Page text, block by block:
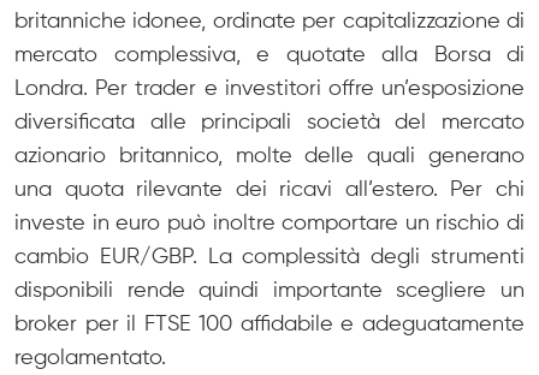
britanniche idonee, ordinate per capitalizzazione di
mercato complessiva, e quotate alla Borsa di
Londra. Per trader e investitori offre un’esposizione
diversificata alle principali società del mercato
azionario britannico, molte delle quali generano
una quota rilevante dei ricavi all’estero. Per chi
investe in euro può inoltre comportare un rischio di
cambio EUR/GBP. La complessità degli strumenti
disponibili rende quindi importante scegliere un
broker per il FTSE 100 affidabile e adeguatamente
regolamentato.